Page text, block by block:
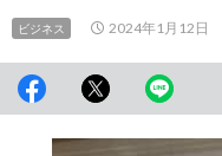
ビジネス 2024年1月12日